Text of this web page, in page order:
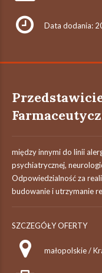
Data dodania:
między innymi do linii
psychiatrycznej,
Odpowiedzialność za
budowanie i utrzymanie
SZCZEGÓŁY OFERTY
małopolskie /